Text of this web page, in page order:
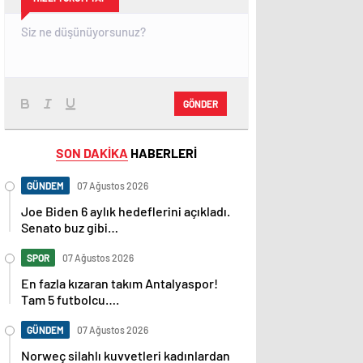
GÖNDER
SON DAKİKA HABERLERİ
GÜNDEM 07 Ağustos 2026
Joe Biden 6 aylık hedeflerini açıkladı.
Senato buz gibi…
SPOR 07 Ağustos 2026
En fazla kızaran takım Antalyaspor!
Tam 5 futbolcu….
GÜNDEM 07 Ağustos 2026
Norweç silahlı kuvvetleri kadınlardan